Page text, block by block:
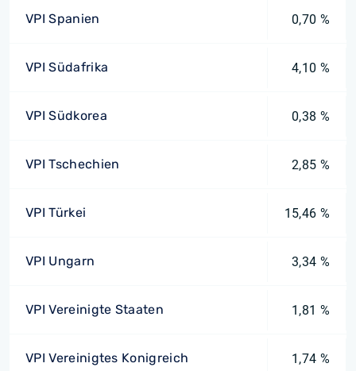
VPI Spanien 0,70 %
VPI Südafrika 4,10 %
VPI Südkorea 0,38 %
VPI Tschechien 2,85 %
VPI Türkei 15,46 %
VPI Ungarn 3,34 %
VPI Vereinigte Staaten 1,81 %
VPI Vereinigtes Konigreich 1,74 %